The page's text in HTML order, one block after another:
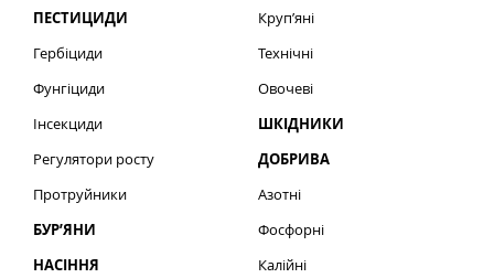
ПЕСТИЦИДИ
Гербіциди
Фунгіциди
Інсекциди
Регулятори росту
Протруйники
БУР’ЯНИ
НАСІННЯ
Круп’яні
Технічні
Овочеві
ШКІДНИКИ
ДОБРИВА
Азотні
Фосфорні
Калійні